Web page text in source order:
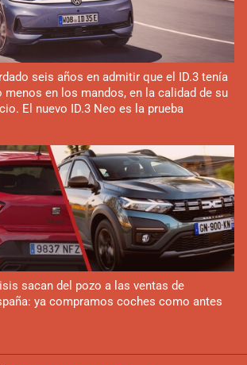
seis años en admitir que el ID.3 tenía
menos en los mandos, en la calidad de su
El nuevo ID.3 Neo es la prueba
sacan del pozo a las ventas de
ya compramos coches como antes